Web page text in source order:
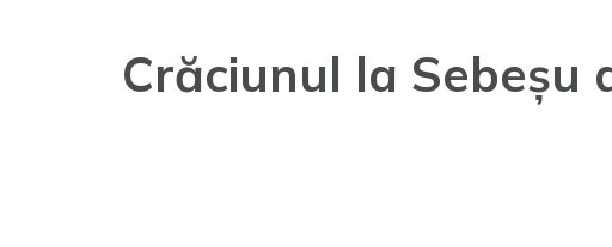
Crăciunul la Sebeșu